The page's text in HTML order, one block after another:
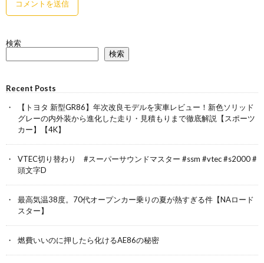
検索
検索
Recent Posts
【トヨタ 新型GR86】年次改良モデルを実車レビュー！新色ソリッド
グレーの内外装から進化した走り・見積もりまで徹底解説【スポーツ
カー】【4K】
VTEC切り替わり #スーパーサウンドマスター #ssm #vtec #s2000 #
頭文字D
最高気温38度。70代オープンカー乗りの夏が熱すぎる件【NAロード
スター】
燃費いいのに押したら化けるAE86の秘密